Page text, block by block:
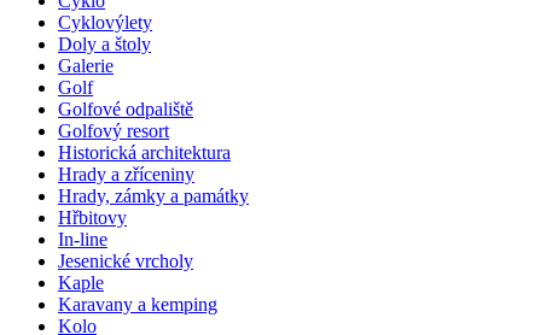
Cyklovýlety
Doly a štoly
Galerie
Golf
Golfové odpaliště
Golfový resort
Historická architektura
Hrady a zříceniny
Hrady, zámky a památky
Hřbitovy
In-line
Jesenické vrcholy
Kaple
Karavany a kemping
Kolo